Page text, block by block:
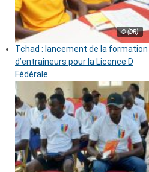
© (DR)
Tchad : lancement de la formation
d’entraîneurs pour la Licence D
Fédérale